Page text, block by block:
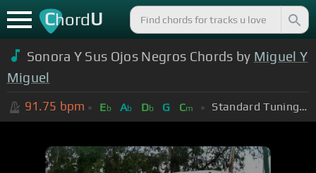
ChordU
Sonora Y Sus Ojos Negros Chords by Miguel Y
Miguel
91.75 bpm Eb Ab Db G Cm Standard Tuning (EADGBE)